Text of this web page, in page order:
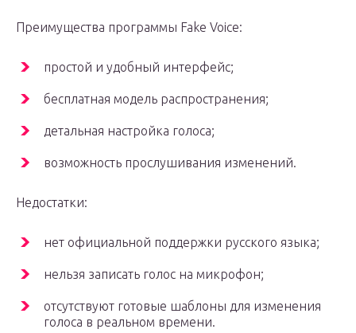
Преимущества программы Fake Voice:
простой и удобный интерфейс;
бесплатная модель распространения;
детальная настройка голоса;
возможность прослушивания изменений.
Недостатки:
нет официальной поддержки русского языка;
нельзя записать голос на микрофон;
отсутствуют готовые шаблоны для изменения
голоса в реальном времени.